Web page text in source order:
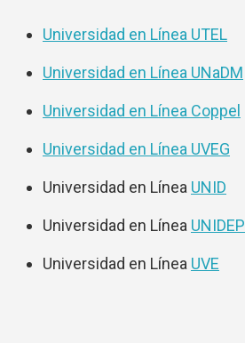
Universidad en Línea UTEL
Universidad en Línea UNaDM
Universidad en Línea Coppel
Universidad en Línea UVEG
Universidad en Línea UNID
Universidad en Línea UNIDEP
Universidad en Línea UVE